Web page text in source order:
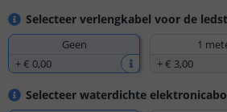
Selecteer verlengkabel voor de
Geen
+€ 0,00
1
+€ 3,00
Selecteer waterdichte